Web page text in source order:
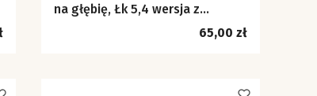
na głębię, Łk 5,4 wersja z
Cena
65,00 zł